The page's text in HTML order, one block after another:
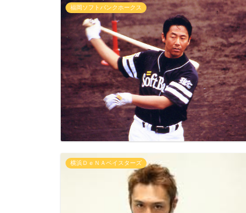
福岡ソフトバンクホークス
横浜ＤｅＮＡベイスターズ